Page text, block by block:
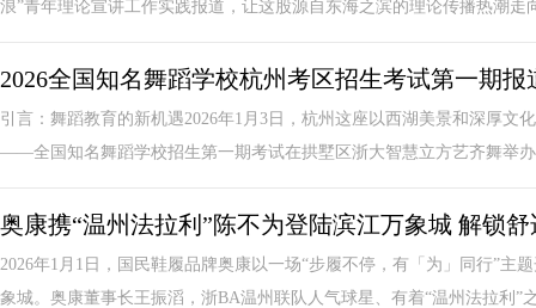
浪”青年理论宣讲工作实践报道，让这股源自东海之滨的理论传播热潮走
2026全国知名舞蹈学校杭州考区招生考试第一期报
引言：舞蹈教育的新机遇2026年1月3日，杭州这座以西湖美景和深厚文
——全国知名舞蹈学校招生第一期考试在拱墅区浙大智慧立方艺齐舞举
奥康携“温州法拉利”陈不为登陆滨江万象城 解锁
2026年1月1日，国民鞋履品牌奥康以一场“步履不停，有「为」同行”
象城。奥康董事长王振滔，浙BA温州联队人气球星、有着“温州法拉利”